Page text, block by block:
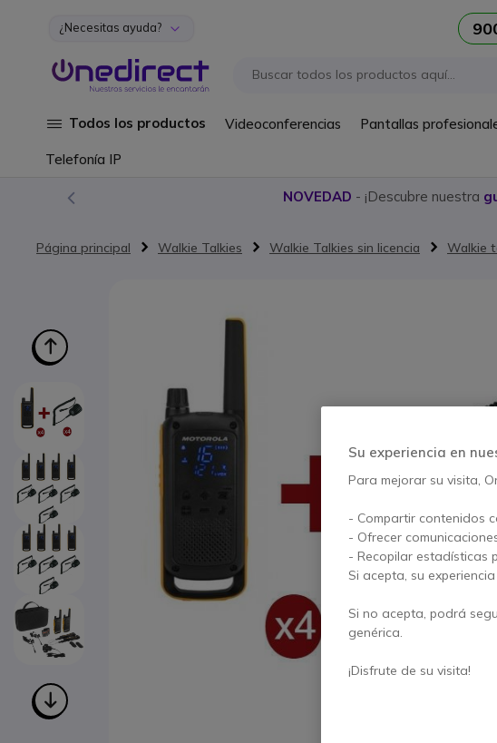
Ir al contenido
¿Necesitas ayuda?
Todos los productos Videoconferencias Pantallas
Telefonía IP
NOVEDAD - ¡Descubre nuestra
Página principal Walkie Talkies Walkie Talkies sin licencia Walkie
Su experiencia en
Para mejorar su visita,
- Compartir contenidos
- Ofrecer
- Recopilar estadísticas
Si acepta, su
Si no acepta, podrá
genérica.
¡Disfrute de su visita!